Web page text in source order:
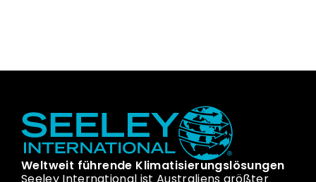
Weltweit führende Klimatisierungslösungen